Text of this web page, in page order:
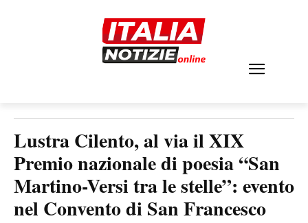
Lustra Cilento, al via il XIX
Premio nazionale di poesia “San
Martino-Versi tra le stelle”: evento
nel Convento di San Francesco